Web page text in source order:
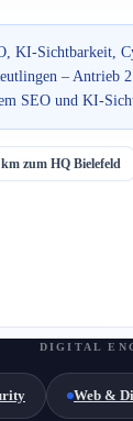
KI-Sichtbarkeit,
– Antrieb
SEO und KI-
zum HQ Bielefeld
DIGITAL
Web &